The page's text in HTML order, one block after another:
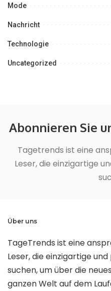
Mode
Nachricht
Technologie
Uncategorized
Abonnieren Sie
Tagetrends ist eine
Leser, die einzigartige
Über uns
TageTrends ist eine
Leser, die einzigartige
suchen, um über die
ganzen Welt auf dem